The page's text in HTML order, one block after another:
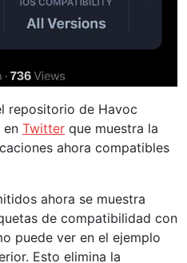
repositorio de Havoc
en Twitter que muestra la
ahora compatibles
ahora se muestra
de compatibilidad con
puede ver en el ejemplo
Esto elimina la